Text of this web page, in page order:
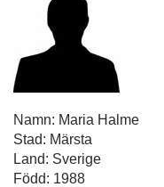
Namn: Maria Halme
Stad: Märsta
Land: Sverige
Född: 1988